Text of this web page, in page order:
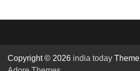
Copyright © 2026 india today